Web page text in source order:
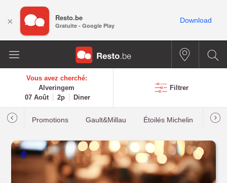
Vous avez cherché:
Alveringem
07 Août
2p Diner
Filtrer
Promotions Gault&Millau Étoilés Michelin Les
× Resto.be
Gratuite - Google Play
Download